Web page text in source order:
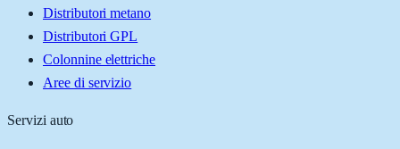
Distributori metano
Distributori GPL
Colonnine elettriche
Aree di servizio
Servizi auto